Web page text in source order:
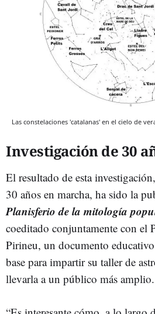
Las constelaciones 'catalanas' en el cielo de
Investigación de 30
El resultado de esta
30 años en marcha, ha sido la
Planisferio de la mitología
coeditado conjuntamente con el
Pirineu, un documento
base para impartir su taller de
llevarla a un público más amplio.